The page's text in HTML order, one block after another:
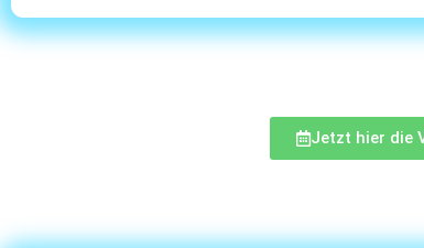
Jetzt hier die